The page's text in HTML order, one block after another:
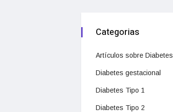
Categorias
Artículos sobre Diabetes
Diabetes gestacional
Diabetes Tipo 1
Diabetes Tipo 2